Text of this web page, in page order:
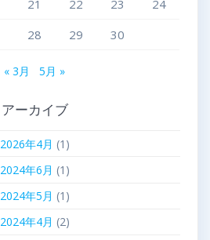
21 22 23
24
28 29 30
« 3月 5月 »
アーカイブ
2026年4月 (1)
2024年6月 (1)
2024年5月 (1)
2024年4月 (2)